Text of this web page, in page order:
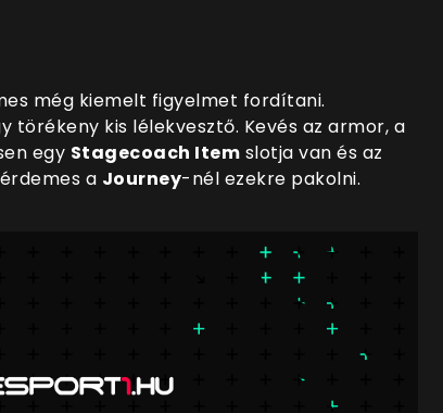
még kiemelt figyelmet fordítani.
törékeny kis lélekvesztő. Kevés az armor, a
egy Stagecoach Item slotja van és az
a Journey-nél ezekre pakolni.